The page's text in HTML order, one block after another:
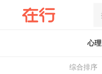
心理
综合排序